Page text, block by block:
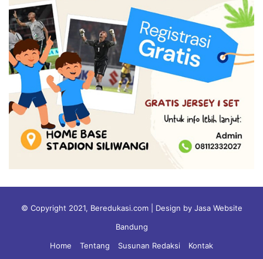
© Copyright 2021, Beredukasi.com | Design by Jasa Website
Bandung
Home
Tentang Susunan Redaksi Kontak